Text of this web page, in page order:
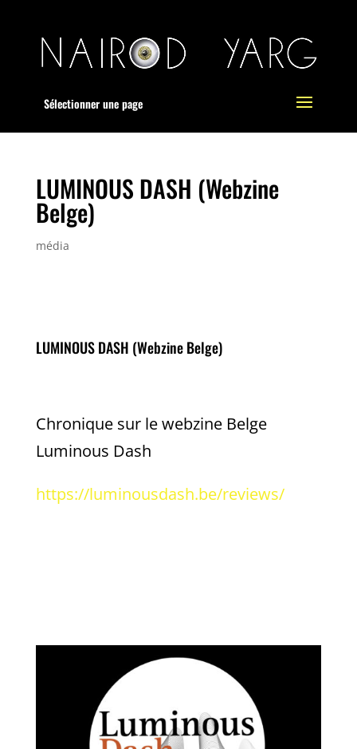
Sélectionner une page
LUMINOUS DASH (Webzine
Belge)
média
LUMINOUS DASH (Webzine Belge)
Chronique sur le webzine Belge
Luminous Dash
https://luminousdash.be/reviews/